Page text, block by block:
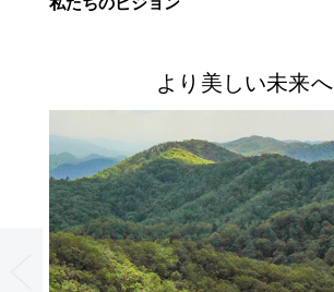
より美しい未来へ